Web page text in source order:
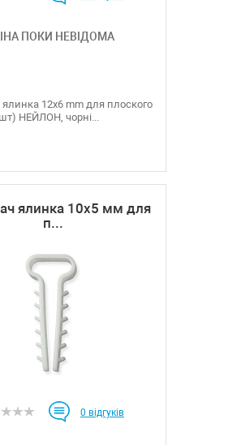
ПОКИ НЕВІДОМА
12х6 mm для плоского
НЕЙЛОН, чорні...
ялинка 10х5 мм для
п...
0 відгуків